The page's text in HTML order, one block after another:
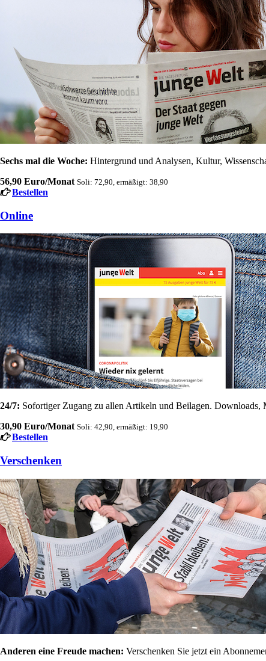
Sechs mal die Woche: Hintergrund und Analysen, Kultur,
56,90 Euro/Monat Soli: 72,90, ermäßigt: 38,90
Bestellen
Online
24/7: Sofortiger Zugang zu allen Artikeln und Beilagen. Downloads,
30,90 Euro/Monat Soli: 42,90, ermäßigt: 19,90
Bestellen
Verschenken
Anderen eine Freude machen: Verschenken Sie jetzt ein